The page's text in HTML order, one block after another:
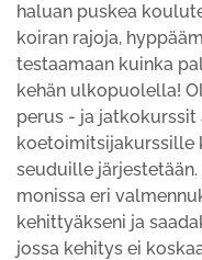
haluan puskea
koiran rajoja,
testaamaan kuinka
kehän ulkopuolella!
perus - ja
koetoimitsijakurssille
seuduille
monissa eri
kehittyäkseni ja
jossa kehitys ei